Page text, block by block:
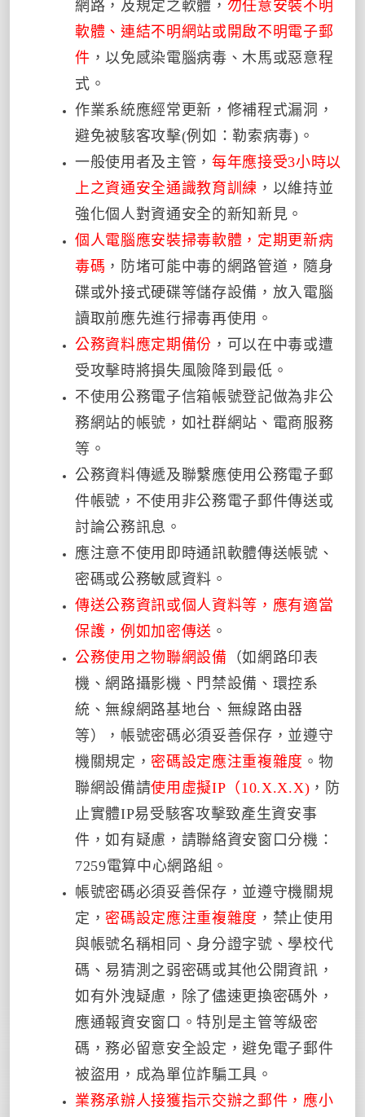
網路，及規定之軟體， 勿任意安裝不明
軟體、連結不明網站或開啟不明電子郵
件 ，以免感染電腦病毒、木馬或惡意程
式。
作業系統應經常更新，修補程式漏洞，
避免被駭客攻擊(例如：勒索病毒) 。
一般使用者及主管，每年應接受3小時以
上之資通安全通識教育訓練 ，以維持並
強化個人對資通安全的新知新見。
個人電腦應安裝掃毒軟體，定期更新病
毒碼 ，防堵可能中毒的網路管道，隨身
碟或外接式硬碟等儲存設備，放入電腦
讀取前應先進行掃毒再使用。
公務資料應定期備份 ，可以在中毒或遭
受攻擊時將損失風險降到最低。
不使用公務電子信箱帳號登記做為非公
務網站的帳號，如社群網站、電商服務
等。
公務資料傳遞及聯繫應使用公務電子郵
件帳號，不使用非公務電子郵件傳送或
討論公務訊息。
應注意不使用即時通訊軟體傳送帳號、
密碼或公務敏感資料。
傳送公務資訊或個人資料等，應有適當
保護，例如加密傳送 。
公務使用之物聯網設備 （如網路印表
機、網路攝影機、門禁設備、環控系
統、無線網路基地台、無線路由器
等）
， 帳號密碼必須妥善保存，並遵守
機關規定， 密碼設定應注重複雜度 。 物
聯網設備請使用虛擬IP （10.X.X.X) ，防
止實體IP易受駭客攻擊致產生資安事
件，如有疑慮，請聯絡資安窗口分機：
7259電算中心網路組。
帳號密碼必須妥善保存，並遵守機關規
定， 密碼設定應注重複雜度 ，禁止使用
與帳號名稱相同、身分證字號、學校代
碼、易猜測之弱密碼或其他公開資訊，
如有外洩疑慮，除了儘速更換密碼外，
應通報資安窗口。特別是主管等級密
碼，務必留意安全設定，避免電子郵件
被盜用，成為單位詐騙工具。
業務承辦人接獲指示交辦之郵件，應小